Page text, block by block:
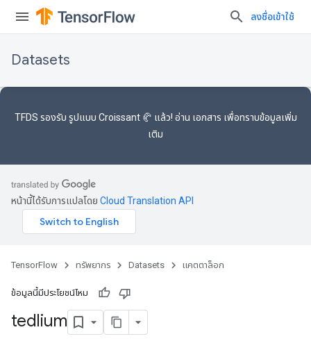
ลงชื่อเข้าใช้
Datasets
TFDS รองรับ รูปแบบ Croissant 🥐 แล้ว! อ่าน เอกสาร เพื่อทราบข้อมูลเพิ่ม
เติม
หน้านี้ได้รับการแปลโดย Cloud Translation API
TensorFlow ทรัพยากร Datasets แคตตาล็อก
ข้อมูลนี้มีประโยชน์ไหม
tedlium